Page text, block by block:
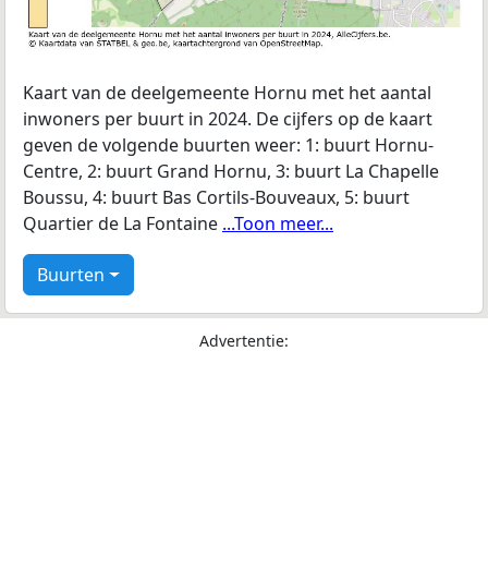
Kaart van de deelgemeente Hornu met het aantal
inwoners per buurt in 2024. De cijfers op de kaart
geven de volgende buurten weer: 1: buurt Hornu-
Centre, 2: buurt Grand Hornu, 3: buurt La Chapelle
Boussu, 4: buurt Bas Cortils-Bouveaux, 5: buurt
Quartier de La Fontaine ...Toon meer...
Buurten
Advertentie: